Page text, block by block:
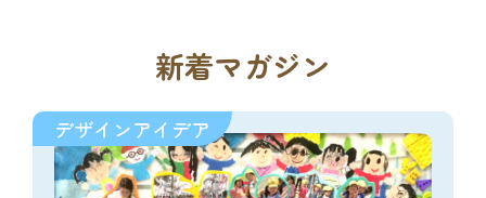
新着マガジン
デザインアイデア